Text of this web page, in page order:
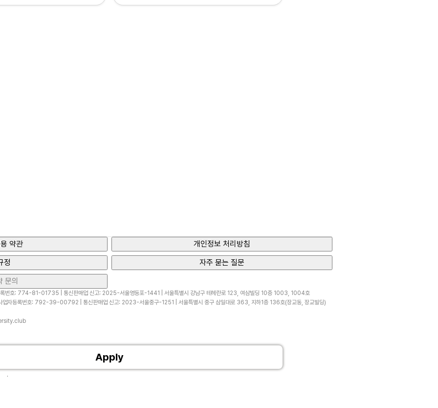
약관
개인정보 처리방침
정
자주 묻는 질문
문의
록번호: 774-81-01735 | 통신판매업 신고: 2025-서울영등포-1441 | 서울특별시 강남구 테헤란로 123, 여삼빌딩 10층 1003, 1004호
사업자등록번호: 792-39-00792 | 통신판매업 신고: 2023-서울중구-1251 | 서울특별시 중구 삼일대로 363, 지하1층 136호(장교동, 장교빌딩)
Apply